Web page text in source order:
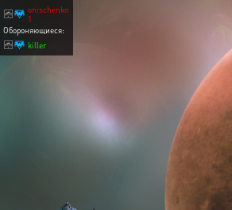
onischenko
1
Обороняющиеся:
killer